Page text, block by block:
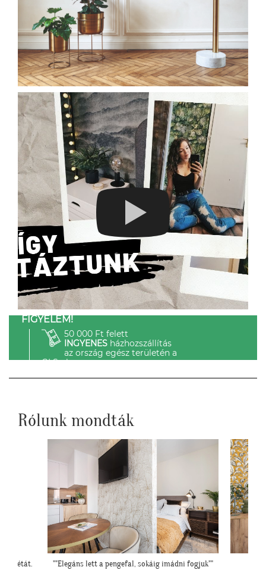
FIGYELEM!
50 000 Ft felett
INGYENESházhozszállítás
az ország egész területén a
GLS-el.
Rólunk mondták
fogjuk""
"Elkészültünk, szuper lett. :)"